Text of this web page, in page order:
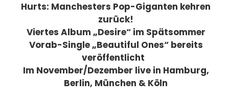
Hurts: Manchesters Pop-Giganten kehren
zurück!
Viertes Album „Desire“ im Spätsommer
Vorab-Single „Beautiful Ones“ bereits
veröffentlicht
Im November/Dezember live in Hamburg,
Berlin, München & Köln